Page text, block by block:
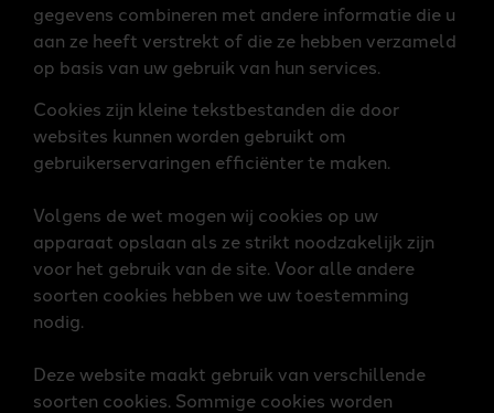
gegevens combineren met andere informatie die u
aan ze heeft verstrekt of die ze hebben verzameld
op basis van uw gebruik van hun services.
Cookies zijn kleine tekstbestanden die door
websites kunnen worden gebruikt om
gebruikerservaringen efficiënter te maken.
Volgens de wet mogen wij cookies op uw
apparaat opslaan als ze strikt noodzakelijk zijn
voor het gebruik van de site. Voor alle andere
soorten cookies hebben we uw toestemming
nodig.
Deze website maakt gebruik van verschillende
soorten cookies. Sommige cookies worden